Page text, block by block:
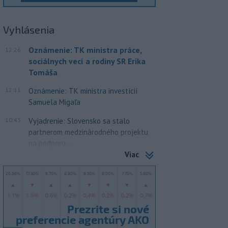
Vyhlásenia
12:26
Oznámenie: TK ministra práce,
sociálnych vecí a rodiny SR Erika
Tomáša
12:11
Oznámenie: TK ministra investícií
Samuela Migaľa
10:43
Vyjadrenie: Slovensko sa stalo
partnerom medzinárodného projektu
na podporu...
Viac